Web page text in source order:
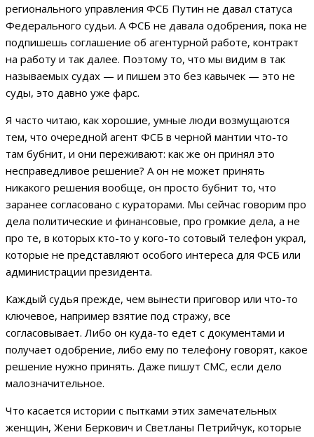
регионального управления ФСБ Путин не давал статуса
Федерального судьи. А ФСБ не давала одобрения, пока не
подпишешь соглашение об агентурной работе, контракт
на работу и так далее. Поэтому то, что мы видим в так
называемых судах — и пишем это без кавычек — это не
суды, это давно уже фарс.
Я часто читаю, как хорошие, умные люди возмущаются
тем, что очередной агент ФСБ в черной мантии что-то
там бубнит, и они переживают: как же он принял это
несправедливое решение? А он не может принять
никакого решения вообще, он просто бубнит то, что
заранее согласовано с кураторами. Мы сейчас говорим про
дела политические и финансовые, про громкие дела, а не
про те, в которых кто-то у кого-то сотовый телефон украл,
которые не представляют особого интереса для ФСБ или
администрации президента.
Каждый судья прежде, чем вынести приговор или что-то
ключевое, например взятие под стражу, все
согласовывает. Либо он куда-то едет с документами и
получает одобрение, либо ему по телефону говорят, какое
решение нужно принять. Даже пишут СМС, если дело
малозначительное.
Что касается истории с пытками этих замечательных
женщин, Жени Беркович и Светланы Петрийчук, которые